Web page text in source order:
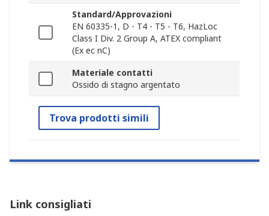
Standard/Approvazioni
EN 60335-1, D - T4 - T5 - T6, HazLoc
Class I Div. 2 Group A, ATEX compliant
(Ex ec nC)
Materiale contatti
Ossido di stagno argentato
Trova prodotti simili
Link consigliati